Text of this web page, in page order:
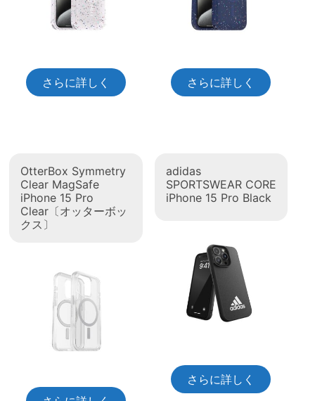
さらに詳しく さらに詳しく
OtterBox Symmetry
Clear MagSafe
iPhone 15 Pro
Clear〔オッターボッ
クス〕
adidas
SPORTSWEAR CORE
iPhone 15 Pro Black
さらに詳しく